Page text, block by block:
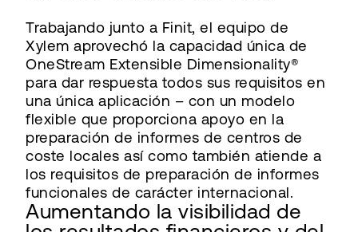
Trabajando junto a Finit, el equipo de
Xylem aprovechó la capacidad única de
OneStream Extensible Dimensionality®
para dar respuesta todos sus requisitos en
una única aplicación – con un modelo
flexible que proporciona apoyo en la
preparación de informes de centros de
coste locales así como también atiende a
los requisitos de preparación de informes
funcionales de carácter internacional.
Aumentando la visibilidad de